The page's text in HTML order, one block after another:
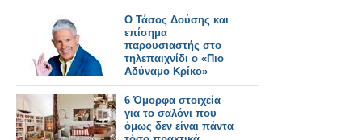
Ο Τάσος Δούσης και
επίσημα
παρουσιαστής στο
τηλεπαιχνίδι ο «Πιο
Αδύναμο Κρίκο»
6 Όμορφα στοιχεία
για το σαλόνι που
όμως δεν είναι πάντα